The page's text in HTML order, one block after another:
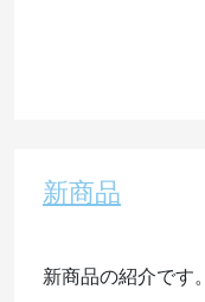
新商品
新商品の紹介です。